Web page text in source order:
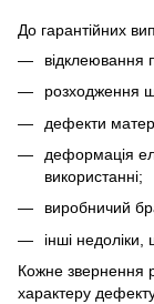
До гарантійних
відклеювання
розходження
дефекти
деформація
використанні;
виробничий
інші
Кожне звернення
характеру